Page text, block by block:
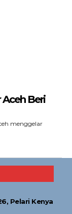
Beri
menggelar
Pelari Kenya